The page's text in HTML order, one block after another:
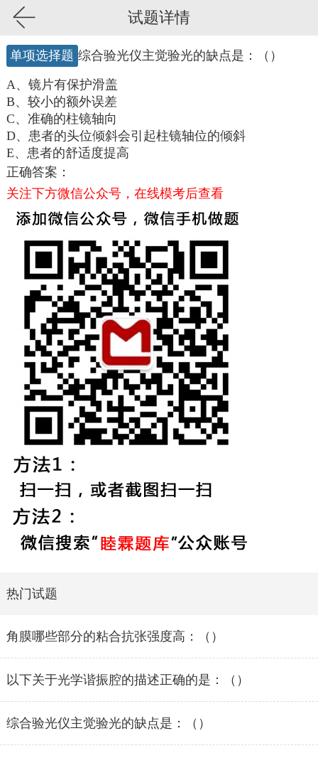
试题详情
单项选择题 综合验光仪主觉验光的缺点是：（）
A、镜片有保护滑盖
B、较小的额外误差
C、准确的柱镜轴向
D、患者的头位倾斜会引起柱镜轴位的倾斜
E、患者的舒适度提高
正确答案：
关注下方微信公众号，在线模考后查看
热门试题
角膜哪些部分的粘合抗张强度高：（）
以下关于光学谐振腔的描述正确的是：（）
综合验光仪主觉验光的缺点是：（）